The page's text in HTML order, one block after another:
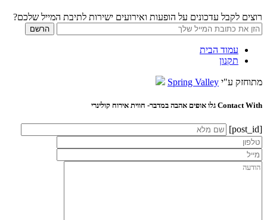
רוצים לקבל עדכונים על הופעות ואירועים ישירות לתיבת המייל שלכם?
עמוד הבית
תקנון
מתוחזק ע"י Spring Valley
Contact With גלו אופים אהבה במדבר- חווית אירוח קולינרי
[post_id]